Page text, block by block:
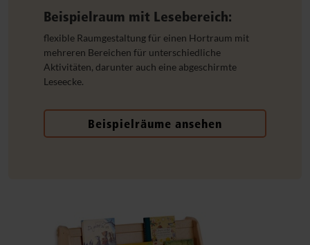
Beispielraum mit Lesebereich:
flexible Raumgestaltung für einen Hortraum mit
mehreren Bereichen für unterschiedliche
Aktivitäten, darunter auch eine abgeschirmte
Leseecke.
Beispielräume ansehen